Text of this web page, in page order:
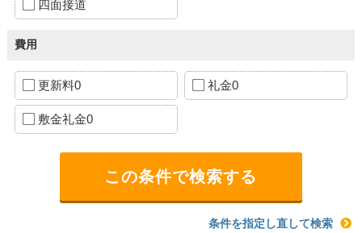
四面接道
費用
更新料0 礼金0
敷金礼金0
条件を指定し直して検索